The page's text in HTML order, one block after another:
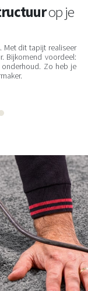
op je
Met dit tapijt realiseer
Bijkomend voordeel:
Zo heb je